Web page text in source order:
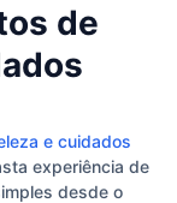
de
e cuidados
experiência de
desde o